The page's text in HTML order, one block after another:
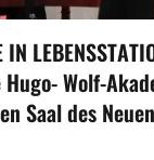
IN
Wolf-
Saal des